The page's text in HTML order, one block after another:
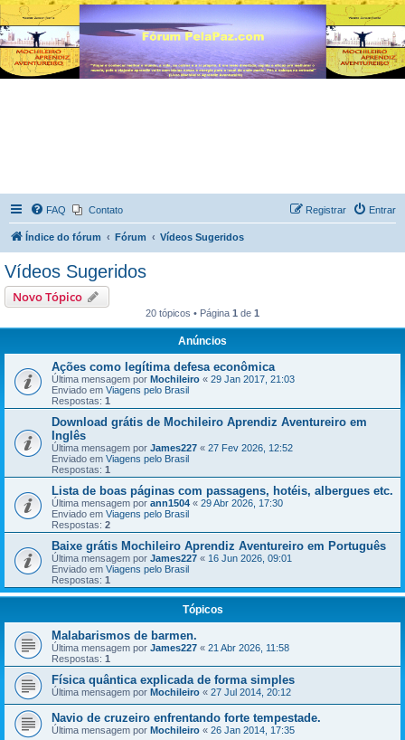
FAQ Contato Entrar
Registrar
Índice do fórum Fórum Vídeos Sugeridos
Vídeos Sugeridos
Novo Tópico
20 tópicos • Página 1 de 1
Anúncios
Ações como legítima defesa econômica
Última mensagem por Mochileiro « 29 Jan 2017, 21:03
Enviado em Viagens pelo Brasil
Respostas: 1
Download grátis de Mochileiro Aprendiz Aventureiro em
Inglês
Última mensagem por James227 « 27 Fev 2026, 12:52
Enviado em Viagens pelo Brasil
Respostas: 1
Lista de boas páginas com passagens, hotéis, albergues etc.
Última mensagem por ann1504 « 29 Abr 2026, 17:30
Enviado em Viagens pelo Brasil
Respostas: 2
Baixe grátis Mochileiro Aprendiz Aventureiro em Português
Última mensagem por James227 « 16 Jun 2026, 09:01
Enviado em Viagens pelo Brasil
Respostas: 1
Tópicos
Malabarismos de barmen.
Última mensagem por James227 « 21 Abr 2026, 11:58
Respostas: 1
Física quântica explicada de forma simples
Última mensagem por Mochileiro « 27 Jul 2014, 20:12
Navio de cruzeiro enfrentando forte tempestade.
Última mensagem por Mochileiro « 26 Jan 2014, 17:35